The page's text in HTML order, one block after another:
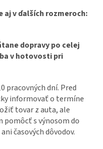
aj v ďalších rozmeroch:
dopravy po celej
v hotovosti pri
pracovných dní. Pred
informovať o termíne
tovar z auta, ale
pomôcť s výnosom do
časových dôvodov.